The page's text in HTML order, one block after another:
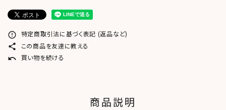
error_outline 特定商取引法に基づく表記 (返品など)
share この商品を友達に教える
undo 買い物を続ける
商品説明